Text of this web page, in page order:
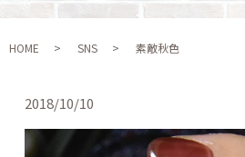
HOME SNS 素敵秋色
2018/10/10